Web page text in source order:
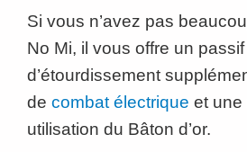
Si vous n’avez pas
No Mi, il vous offre un passif
d’étourdissement
de combat électrique et une
utilisation du Bâton d’or.